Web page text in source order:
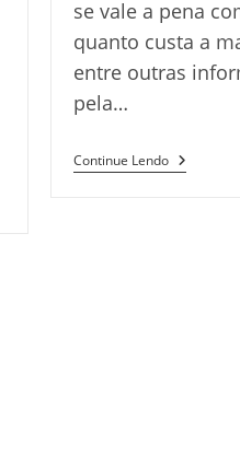
se vale a pena
quanto custa a
entre outras
pela…
Continue LendoQuanto
Custa